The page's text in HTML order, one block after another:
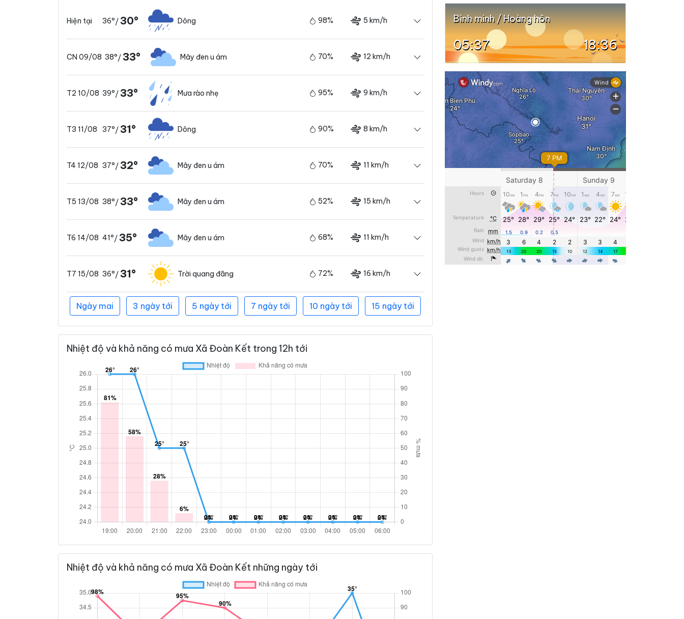
Hiện tại 36°/30° Dông 98% 5 km/h
CN 09/08 38°/33° Mây đen u ám 70% 12 km/h
T2 10/08 39°/33° Mưa rào nhẹ 95% 9 km/h
T3 11/08 37°/31° Dông 90% 8 km/h
T4 12/08 37°/32° Mây đen u ám 70% 11 km/h
T5 13/08 38°/33° Mây đen u ám 52% 15 km/h
T6 14/08 41°/35° Mây đen u ám 68% 11 km/h
T7 15/08 36°/31° Trời quang đãng 72% 16 km/h
Ngày mai 3 ngày tới 5 ngày tới 7 ngày tới 10 ngày tới 15 ngày tới
Nhiệt độ và khả năng có mưa Xã Đoàn Kết trong 12h tới
Nhiệt độ và khả năng có mưa Xã Đoàn Kết những ngày tới
Bình minh / Hoàng hôn
05:37 18:36